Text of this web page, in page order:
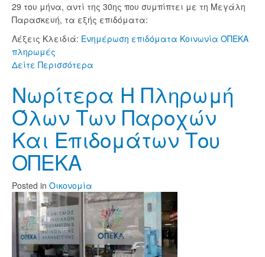
29 του μήνα, αντί της 30ης που συμπίπτει με τη Μεγάλη
Παρασκευή, τα εξής επιδόματα:
Λέξεις Κλειδιά: Ενημέρωση επιδόματα Κοινωνία ΟΠΕΚΑ
πληρωμές
Δείτε Περισσότερα
Νωρίτερα Η Πληρωμή
Όλων Των Παροχών
Και Επιδομάτων Του
ΟΠΕΚΑ
Posted in Οικονομία